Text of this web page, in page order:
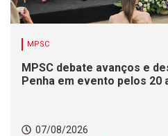
MPSC
MPSC debate avanços e
Penha em evento pelos 20
07/08/2026